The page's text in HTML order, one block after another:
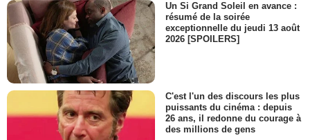
Un Si Grand Soleil en avance :
résumé de la soirée
exceptionnelle du jeudi 13 août
2026 [SPOILERS]
C'est l'un des discours les plus
puissants du cinéma : depuis
26 ans, il redonne du courage à
des millions de gens